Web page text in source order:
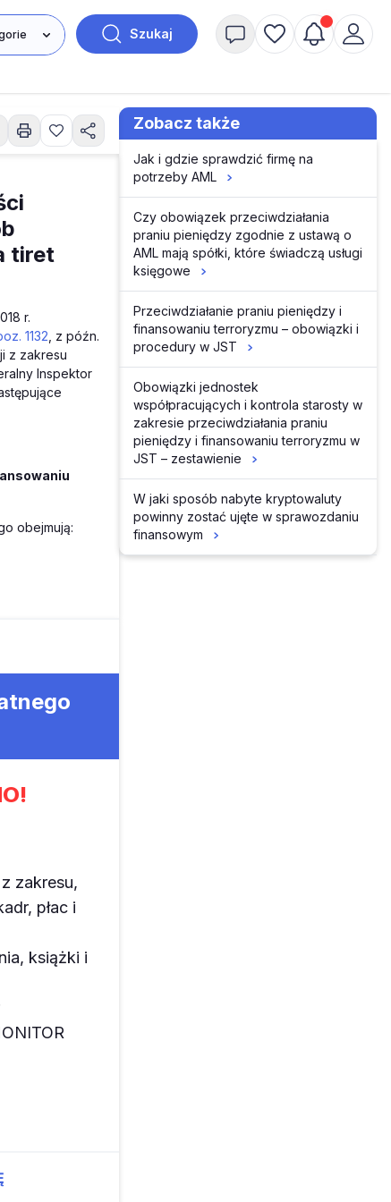
Szukaj
tiret
r.
1132 , z późn.
z zakresu
Inspektor
obejmują:
zakresu,
płac i
książki i
Zobacz także
Jak i gdzie sprawdzić firmę na
potrzeby AML
Czy obowiązek przeciwdziałania
praniu pieniędzy zgodnie z ustawą o
AML mają spółki, które świadczą usługi
księgowe
Przeciwdziałanie praniu pieniędzy i
finansowaniu terroryzmu – obowiązki i
procedury w JST
Obowiązki jednostek
współpracujących i kontrola starosty w
zakresie przeciwdziałania praniu
pieniędzy i finansowaniu terroryzmu w
JST – zestawienie
W jaki sposób nabyte kryptowaluty
powinny zostać ujęte w sprawozdaniu
finansowym